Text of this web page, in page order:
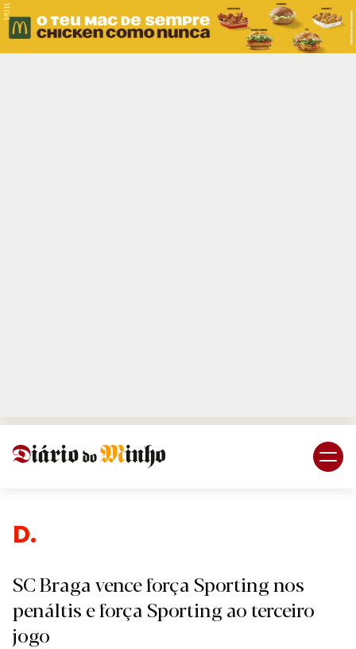
PUB.
Despo
SC Braga vence força Sporting nos
penáltis e força Sporting ao terceiro
jogo